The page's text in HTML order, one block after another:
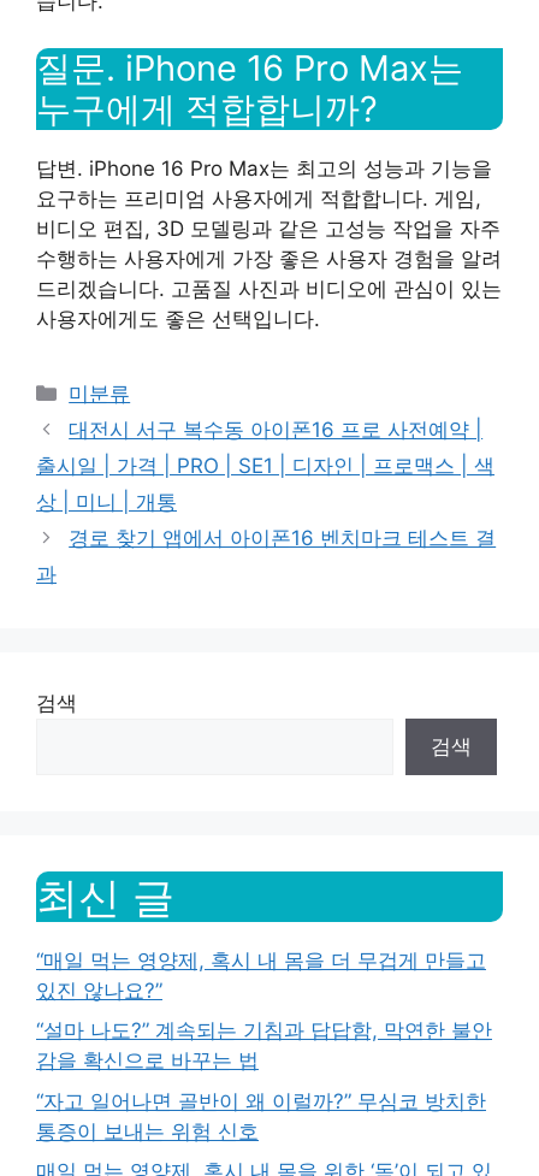
질문. iPhone 16 Pro Max는
누구에게 적합합니까?
답변. iPhone 16 Pro Max는 최고의 성능과 기능을
요구하는 프리미엄 사용자에게 적합합니다. 게임,
비디오 편집, 3D 모델링과 같은 고성능 작업을 자주
수행하는 사용자에게 가장 좋은 사용자 경험을 알려
드리겠습니다. 고품질 사진과 비디오에 관심이 있는
사용자에게도 좋은 선택입니다.
Categories
미분류
대전시 서구 복수동 아이폰16 프로 사전예약 |
출시일 | 가격 | PRO | SE1 | 디자인 | 프로맥스 | 색
상 | 미니 | 개통
경로 찾기 앱에서 아이폰16 벤치마크 테스트 결
과
검색
검색
최신 글
“매일 먹는 영양제, 혹시 내 몸을 더 무겁게 만들고
있진 않나요?”
“설마 나도?” 계속되는 기침과 답답함, 막연한 불안
감을 확신으로 바꾸는 법
“자고 일어나면 골반이 왜 이럴까?” 무심코 방치한
통증이 보내는 위험 신호
매일 먹는 영양제, 혹시 내 몸을 위한 ‘독’이 되고 있